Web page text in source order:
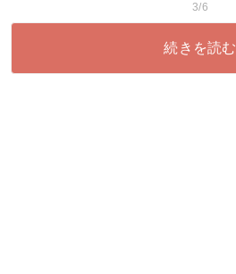
3/6
続きを読む